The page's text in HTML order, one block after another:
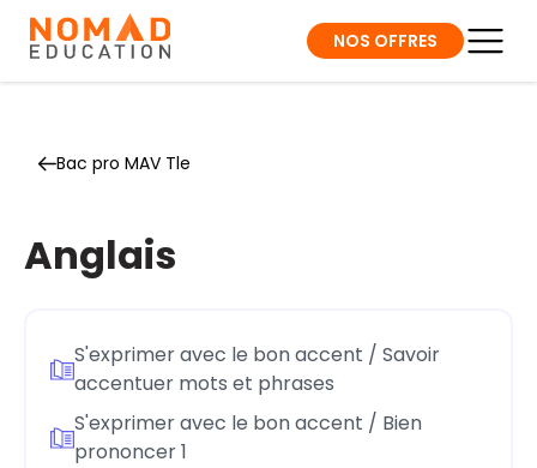
NOS OFFRES
Bac pro MAV Tle
Anglais
S'exprimer avec le bon accent / Savoir
accentuer mots et phrases
S'exprimer avec le bon accent / Bien
prononcer 1